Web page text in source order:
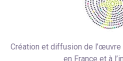
Création et diffusion de
en France et à